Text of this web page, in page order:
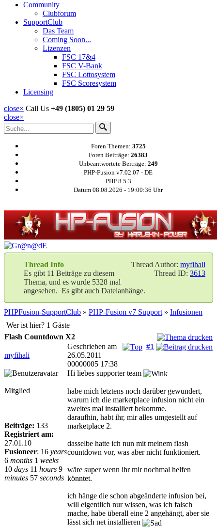
Community
Clubforum
SupportClub
Das Team
Coming Soon...
Lizenzen
FSC 17&4
FSC V-Bank
FSC Lottosystem
FSC Scoresystem
Licensing
close× Call Us +49 (1805) 01 29 59
close×
Foren Themen: 3725
Foren Beiträge: 26383
Unbeantwortete Beiträge: 249
PHP-Fusion v7.02.07 - DE
PHP 8.5.3
Datum 08.08.2026 - 19:00:37 Uhr
Thread Author: myfihali
Thread ID: 3613
Thread Info
Es gibt 11 Beiträge zu diesem
Thema, und es wurde 5328 mal
angesehen. Es gibt auch Dateianhänge.
PHPFusion-SupportClub » PHP-Fusion v7 Support » Infusionen
Wer ist hier? 1 Gäste
Flash Countdown X2
myfihali
#1
Geschrieben am
26.05.2011
00000005 17:38
Mitglied
Beiträge: 133
Registriert am:
27.01.10
Fusioneer: 16 years
6 months 1 weeks
10 days 11 hours 9
minutes 57 seconds
Hi liebes supporter team
habe mich letztens noch darüber gewundert,
warum ich die marketplace infusion nicht ein
zweites mal installiert bekomme.
daraufhin, habt ihr, mir alles umgestellt auf
marketplace 2.
dasselbe hatte ich nun mit meinem flash
countdown vor, was aber nicht funktioniert.
wäre super wenn ihr mir nochmal helfen
könntet.
ich hänge die schon abgeänderte infusion bei,
will eigentlich nur wissen, was ich falsch
mache, habe überall eine 2 angehängt, aber sie
lässt sich net installieren